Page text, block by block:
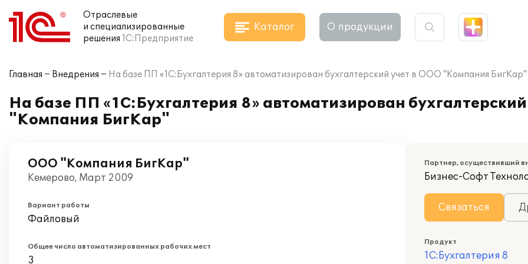
Отраслевые
и специализированные
решения 1С:Предприятие
Каталог О продукции
Главная Внедрения На базе ПП «1С:Бухгалтерия 8» автоматизирован бухгалтерский учет в ООО "Компания БигКар"
На базе ПП «1С:Бухгалтерия 8» автоматизирован
"Компания БигКар"
ООО "Компания БигКар"
Кемерово, Март 2009
Вариант работы
Файловый
Общее число автоматизированных рабочих мест
3
Партнер, осуществивший
Бизнес-Софт
Связаться
Продукт
1С:Бухгалтерия 8